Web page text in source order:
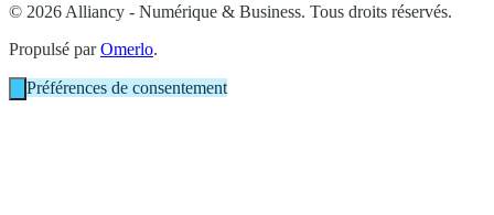
© 2026 Alliancy - Numérique & Business. Tous droits réservés.
Propulsé parOmerlo.
Préférences de consentement